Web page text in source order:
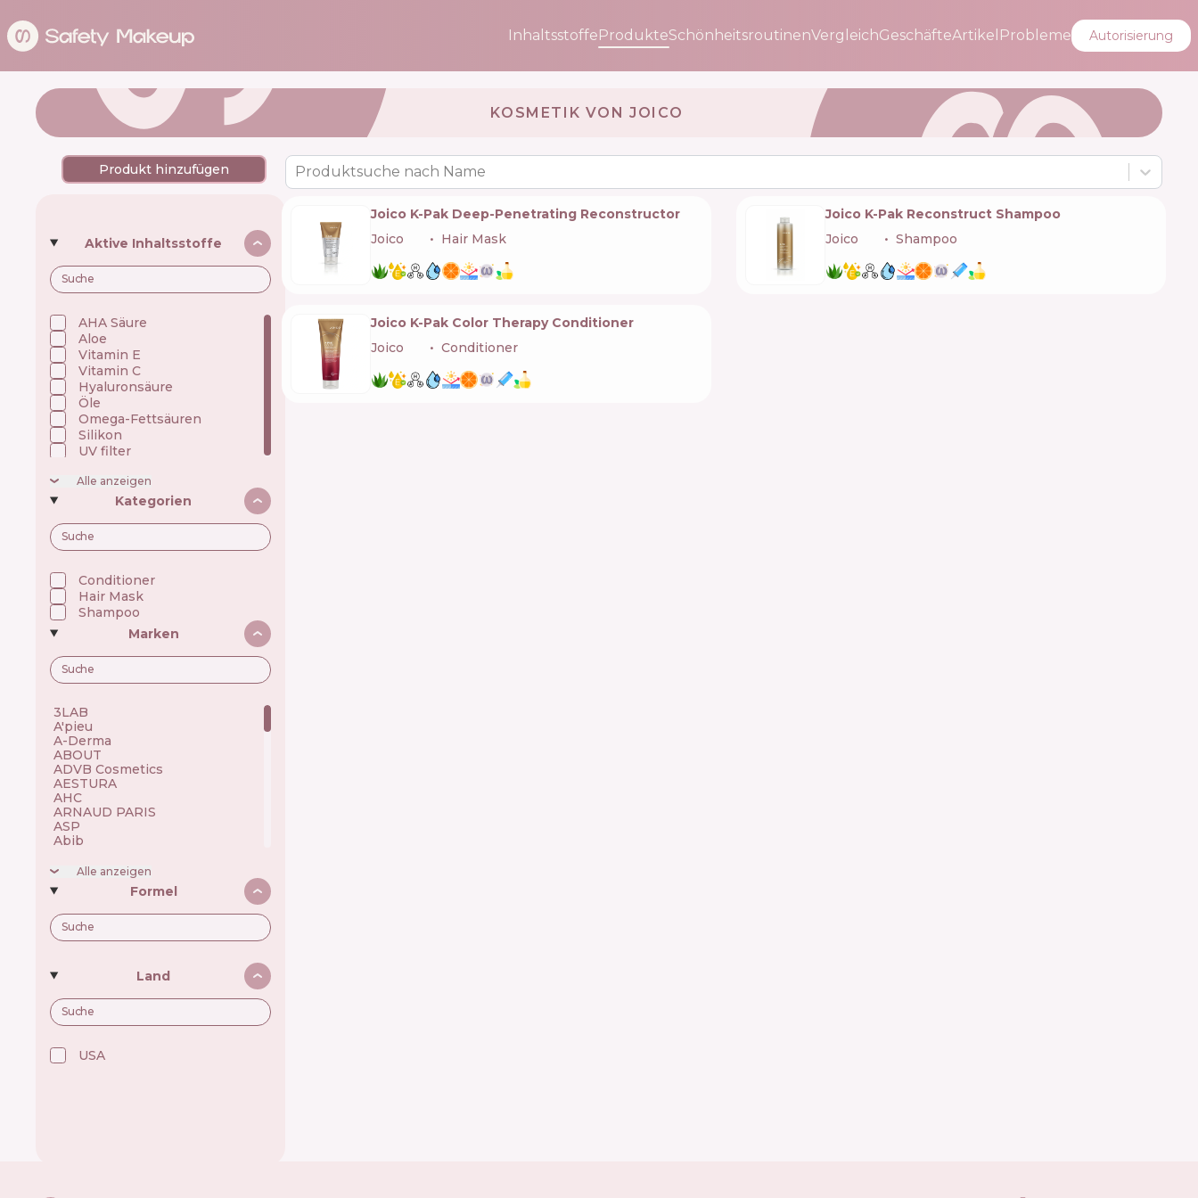
InhaltsstoffeProdukteSchönheitsroutinenVergleichGeschäfteArtikel Probleme Autorisierung
KOSMETIK VON JOICO 🇺🇸
Produkt hinzufügen
Aktive Inhaltsstoffe
AHA Säure
Aloe
Vitamin E
Vitamin C
Hyaluronsäure
Öle
Omega-Fettsäuren
Silikon
UV filter
Alle anzeigen
Kategorien
Conditioner
Hair Mask
Shampoo
Marken
3LAB 🇺🇸
A'pieu 🇰🇷
A-Derma 🇫🇷
ABOUT 🇺🇦
ADVB Cosmetics 🇹🇷
AESTURA 🇰🇷
AHC 🇰🇷
ARNAUD PARIS 🇫🇷
ASP 🇬🇧
Abib 🇰🇷
Achroactive Max 🇧🇬
Acnemy 🇪🇸
Acure 🇺🇸
Acwell 🇰🇷
Ada Tina 🇧🇷
Aesop 🇦🇺
Alfaparf 🇮🇹
Allen Mak 🇧🇬
Allies of Skin 🇸🇬
Alpecin 🇩🇪
Alpha H 🇦🇺
Amway 🇺🇸
Anastasia Beverly Hills 🇺🇸
Alle anzeigen
Formel
Land
USA 🇺🇸
Produktsuche nach Name
Joico K-Pak Deep-Penetrating Reconstructor
Joico
Hair Mask
Joico K-Pak Reconstruct Shampoo
Joico
Shampoo
Joico K-Pak Color Therapy Conditioner
Joico
Conditioner